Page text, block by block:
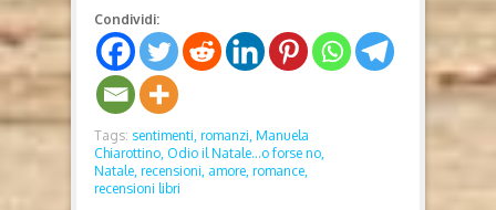
Condividi:
Tags: sentimenti, romanzi, Manuela
Chiarottino, Odio il Natale...o forse no,
Natale, recensioni, amore, romance,
recensioni libri